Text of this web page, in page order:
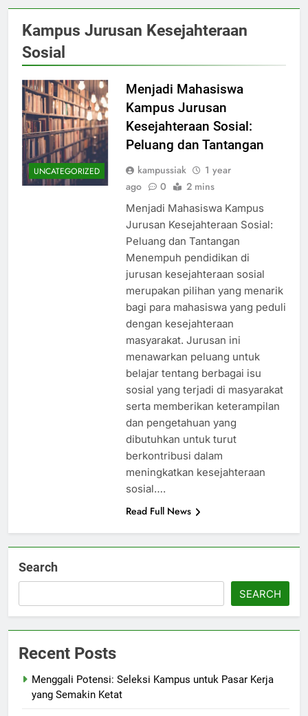
Kampus Jurusan Kesejahteraan
Sosial
UNCATEGORIZED
Menjadi Mahasiswa
Kampus Jurusan
Kesejahteraan Sosial:
Peluang dan Tantangan
kampussiak
1 year
ago
0 2 mins
Menjadi Mahasiswa Kampus
Jurusan Kesejahteraan Sosial:
Peluang dan Tantangan
Menempuh pendidikan di
jurusan kesejahteraan sosial
merupakan pilihan yang menarik
bagi para mahasiswa yang peduli
dengan kesejahteraan
masyarakat. Jurusan ini
menawarkan peluang untuk
belajar tentang berbagai isu
sosial yang terjadi di masyarakat
serta memberikan keterampilan
dan pengetahuan yang
dibutuhkan untuk turut
berkontribusi dalam
meningkatkan kesejahteraan
sosial….
Read Full News
Search
SEARCH
Recent Posts
Menggali Potensi: Seleksi Kampus untuk Pasar Kerja
yang Semakin Ketat